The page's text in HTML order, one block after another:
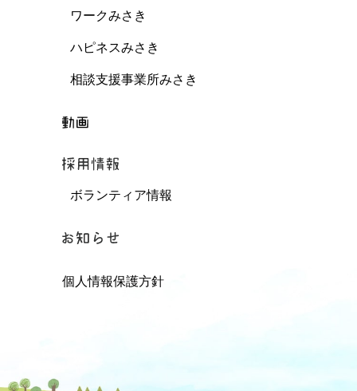
ワークみさき
ハピネスみさき
相談支援事業所みさき
ボランティア情報
個人情報保護方針